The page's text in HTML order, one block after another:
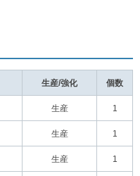
生産/強化 個数
生産 1
生産 1
生産 1